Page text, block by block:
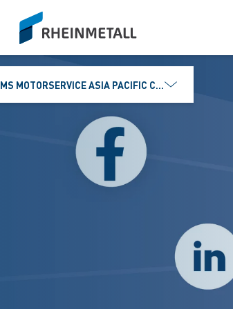
siteLogo
MS MOTORSERVICE ASIA PACIFIC CO., LTD.